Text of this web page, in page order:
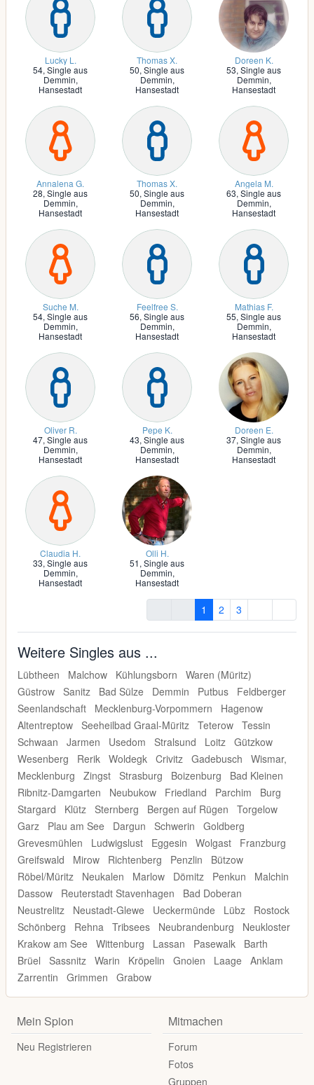
Lucky L.
54, Single aus
Demmin,
Hansestadt
Thomas X.
50, Single aus
Demmin,
Hansestadt
Doreen K.
53, Single aus
Demmin,
Hansestadt
Annalena G.
28, Single aus
Demmin,
Hansestadt
Thomas X.
50, Single aus
Demmin,
Hansestadt
Angela M.
63, Single aus
Demmin,
Hansestadt
Suche M.
54, Single aus
Demmin,
Hansestadt
Feelfree S.
56, Single aus
Demmin,
Hansestadt
Mathias F.
55, Single aus
Demmin,
Hansestadt
Oliver R.
47, Single aus
Demmin,
Hansestadt
Pepe K.
43, Single aus
Demmin,
Hansestadt
Doreen E.
37, Single aus
Demmin,
Hansestadt
Claudia H.
33, Single aus
Demmin,
Hansestadt
Olli H.
51, Single aus
Demmin,
Hansestadt
1 2 3
Weitere Singles aus ...
Lübtheen Malchow Kühlungsborn
Waren (Müritz)
Güstrow Sanitz Bad Sülze Demmin Putbus
Feldberger
Seenlandschaft
Mecklenburg-Vorpommern
Hagenow
Altentreptow Seeheilbad Graal-Müritz Teterow Tessin
Schwaan
Jarmen Usedom Stralsund Loitz Gützkow
Wesenberg
Rerik Woldegk Crivitz Gadebusch
Wismar,
Mecklenburg
Zingst Strasburg Boizenburg
Bad Kleinen
Ribnitz-Damgarten
Neubukow Friedland Parchim
Burg
Stargard
Klütz Sternberg Bergen auf Rügen
Torgelow
Garz
Plau am See Dargun Schwerin
Goldberg
Grevesmühlen
Ludwigslust Eggesin Wolgast
Franzburg
Greifswald
Mirow Richtenberg Penzlin
Bützow
Röbel/Müritz
Neukalen Marlow Dömitz Penkun
Malchin
Dassow
Reuterstadt Stavenhagen
Bad Doberan
Neustrelitz
Neustadt-Glewe Ueckermünde Lübz
Rostock
Schönberg
Rehna Tribsees Neubrandenburg
Neukloster
Krakow am See
Wittenburg Lassan Pasewalk
Barth
Brüel
Sassnitz Warin Kröpelin Gnoien Laage
Anklam
Zarrentin
Grimmen Grabow
Mein Spion
Neu Registrieren
Mitmachen
Forum
Fotos
Gruppen